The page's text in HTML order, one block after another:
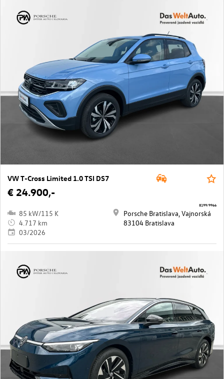
VW T-Cross Limited 1.0 TSI DS7
€ 24.900,-
85 kW/115 K
4.717 km
03/2026
Porsche Bratislava, Vajnorská
83104 Bratislava
8199/9966